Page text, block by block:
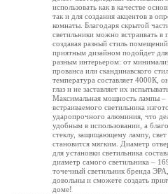
использовать как в качестве
так и для создания акцентов в
комнаты. Благодаря скрытой
светильники можно встраивать в
создавая разный стиль
приятным дизайном подойдет
разным интерьером: от
прованса или скандинавского
температура составляет 4000К,
глаз и не заставляет их
Максимальная мощность лампы –
встраиваемого светильника
ударопрочного алюминия, что
удобным в использовании, а
стеклу, защищающему лампу, свет
становится мягким. Диаметр
для установки светильника
диаметр самого светильника –
точечный светильник бренда
довольны и сможете создать
доме!